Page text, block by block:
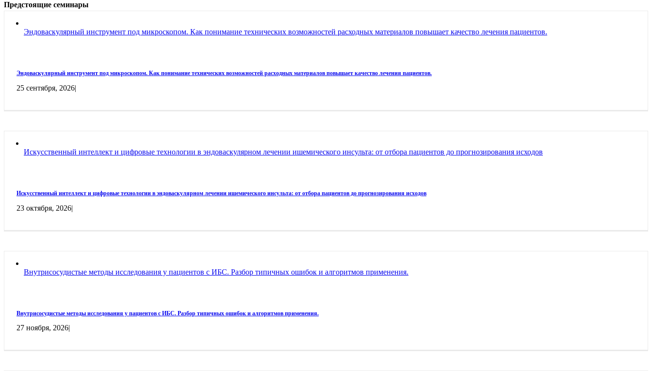
Предстоящие семинары
Эндоваскулярный инструмент под микроскопом. Как понимание технических возможностей расходных материалов повышает качество лечения пациентов.
Эндоваскулярный инструмент под микроскопом. Как понимание технических возможностей расходных материалов повышает качество лечения пациентов.
25 сентября, 2026|
Искусственный интеллект и цифровые технологии в эндоваскулярном лечении ишемического инсульта: от отбора пациентов до прогнозирования исходов
Искусственный интеллект и цифровые технологии в эндоваскулярном лечении ишемического инсульта: от отбора пациентов до прогнозирования исходов
23 октября, 2026|
Внутрисосудистые методы исследования у пациентов с ИБС. Разбор типичных ошибок и алгоритмов применения.
Внутрисосудистые методы исследования у пациентов с ИБС. Разбор типичных ошибок и алгоритмов применения.
27 ноября, 2026|